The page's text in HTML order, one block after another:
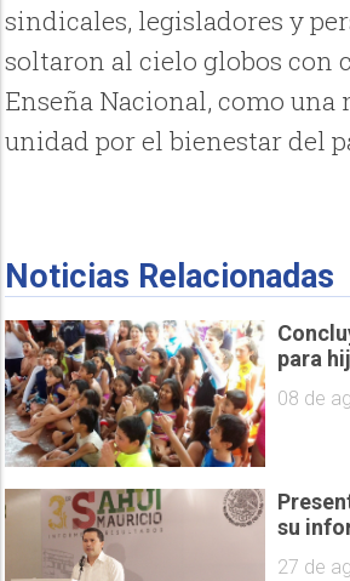
sindicales, legisladores y
soltaron al cielo globos con
Enseña Nacional, como una
unidad por el bienestar del
Noticias Relacionadas
para
08 de
su
27 de